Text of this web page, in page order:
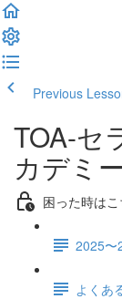
Previous
TOA-セ
カデミ
困った時は
2025
よくあ